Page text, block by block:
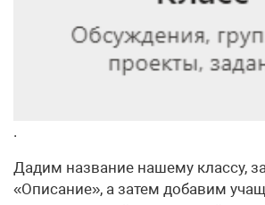
.
Дадим название нашему классу,
«Описание», а затем добавим